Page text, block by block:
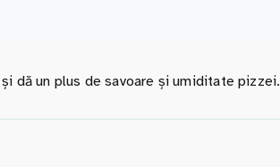
dă un plus de savoare și umiditate pizzei.